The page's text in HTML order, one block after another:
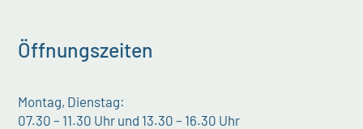
Öffnungszeiten
Montag, Dienstag:
07.30 – 11.30 Uhr und 13.30 – 16.30 Uhr